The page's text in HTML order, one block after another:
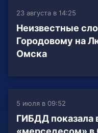
23 августа в 14:25
Неизвестные
Городовому на
Омска
5 июля в 09:52
ГИБДД показала